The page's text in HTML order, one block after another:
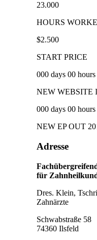
23.000
HOURS
$2.500
START PRICE
000 days 00
NEW WEBSITE
000 days 00
NEW EP OUT
Adresse
für
Dres. Klein,
Zahnärzte
Schwabstraße 58
74360 Ilsfeld